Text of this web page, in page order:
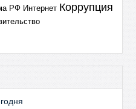
РФ Интернет Коррупция